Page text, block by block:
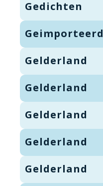
Gedichten
Geimporteerd
Gelderland
Gelderland
Gelderland
Gelderland
Gelderland